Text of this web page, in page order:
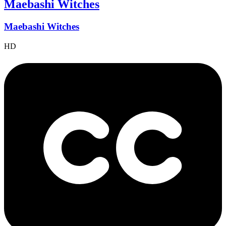
Maebashi Witches
Maebashi Witches
HD